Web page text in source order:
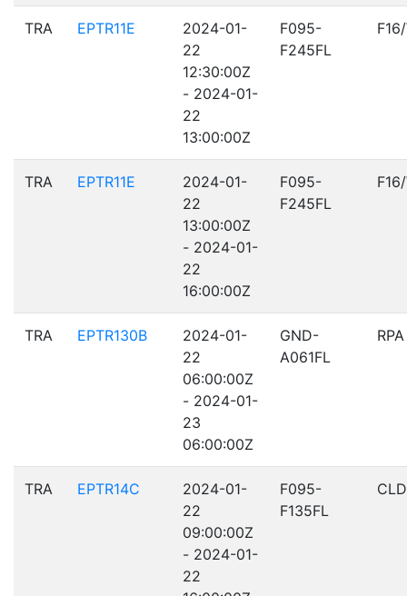
TRA EPTR11E
2024-01-
22
12:30:00Z
- 2024-01-
22
13:00:00Z
F095-
F245FL
TRA EPTR11E
2024-01-
22
13:00:00Z
- 2024-01-
22
16:00:00Z
F095-
F245FL
TRA EPTR130B
2024-01-
22
06:00:00Z
- 2024-01-
23
06:00:00Z
GND-
A061FL
RPA
TRA EPTR14C
2024-01-
22
09:00:00Z
- 2024-01-
22
F095-
F135FL